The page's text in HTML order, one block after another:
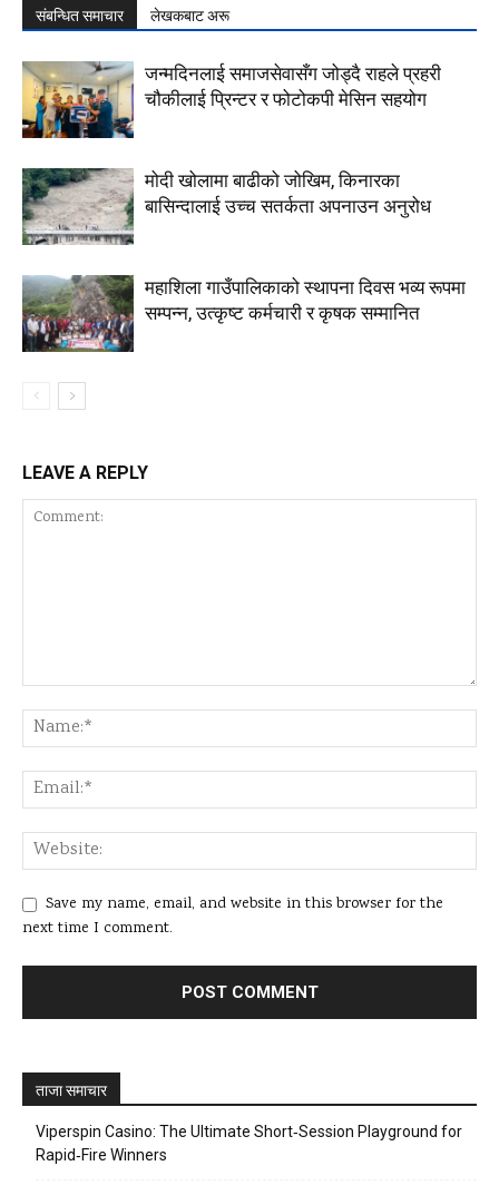
संबन्धित समाचार लेखकबाट अरू
जन्मदिनलाई समाजसेवासँग जोड्दै राहले प्रहरी
चौकीलाई प्रिन्टर र फोटोकपी मेसिन सहयोग
मोदी खोलामा बाढीको जोखिम, किनारका
बासिन्दालाई उच्च सतर्कता अपनाउन अनुरोध
महाशिला गाउँपालिकाको स्थापना दिवस भव्य रूपमा
सम्पन्न, उत्कृष्ट कर्मचारी र कृषक सम्मानित
LEAVE A REPLY
Save my name, email, and website in this browser for the
next time I comment.
ताजा समाचार
Viperspin Casino: The Ultimate Short‑Session Playground for
Rapid‑Fire Winners